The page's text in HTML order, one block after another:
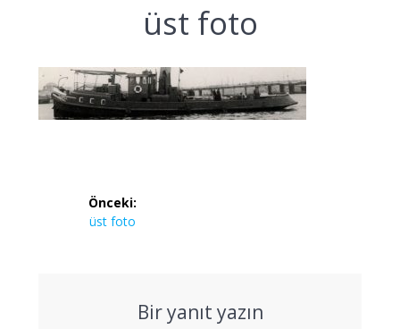
üst foto
gezinmesi
Önceki:
Önceki
üst foto
Bir yanıt yazın